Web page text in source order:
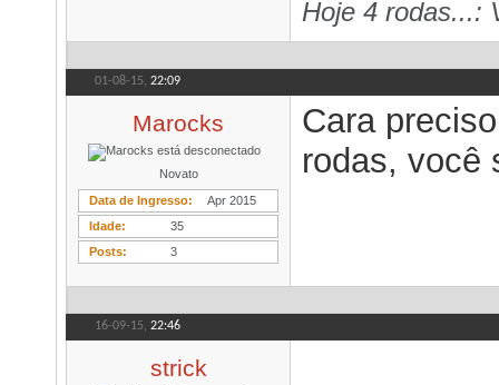
Hoje 4 rodas...:
01-08-15, 22:09
Marocks
Novato
Data de Ingresso
Apr 2015
Idade
35
Posts
3
Cara
rodas, você
16-09-15, 22:46
strick